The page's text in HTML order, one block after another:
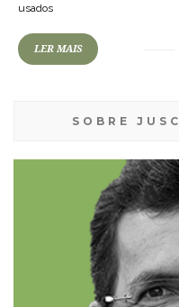
usados
LER MAIS
SOBRE